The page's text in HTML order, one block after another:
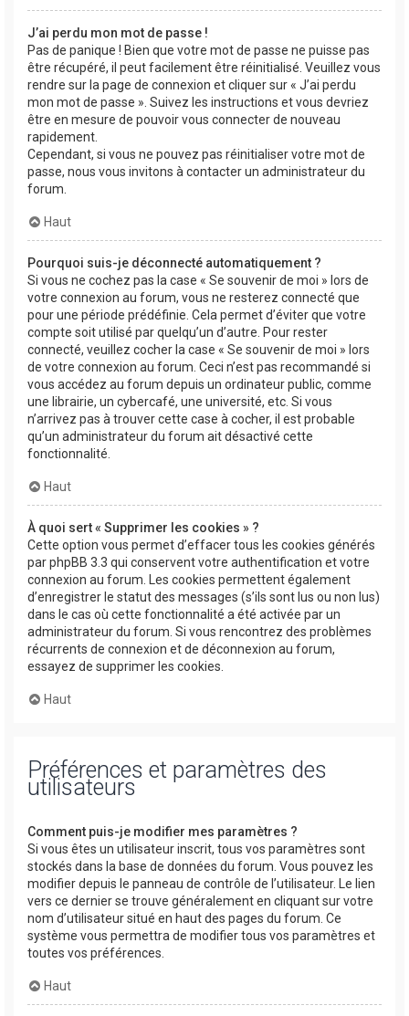
J’ai perdu mon mot de passe !
Pas de panique ! Bien que votre mot de passe ne puisse pas
être récupéré, il peut facilement être réinitialisé. Veuillez vous
rendre sur la page de connexion et cliquer sur « J’ai perdu
mon mot de passe ». Suivez les instructions et vous devriez
être en mesure de pouvoir vous connecter de nouveau
rapidement.
Cependant, si vous ne pouvez pas réinitialiser votre mot de
passe, nous vous invitons à contacter un administrateur du
forum.
Haut
Pourquoi suis-je déconnecté automatiquement ?
Si vous ne cochez pas la case « Se souvenir de moi » lors de
votre connexion au forum, vous ne resterez connecté que
pour une période prédéfinie. Cela permet d’éviter que votre
compte soit utilisé par quelqu’un d’autre. Pour rester
connecté, veuillez cocher la case « Se souvenir de moi » lors
de votre connexion au forum. Ceci n’est pas recommandé si
vous accédez au forum depuis un ordinateur public, comme
une librairie, un cybercafé, une université, etc. Si vous
n’arrivez pas à trouver cette case à cocher, il est probable
qu’un administrateur du forum ait désactivé cette
fonctionnalité.
Haut
À quoi sert « Supprimer les cookies » ?
Cette option vous permet d’effacer tous les cookies générés
par phpBB 3.3 qui conservent votre authentification et votre
connexion au forum. Les cookies permettent également
d’enregistrer le statut des messages (s’ils sont lus ou non lus)
dans le cas où cette fonctionnalité a été activée par un
administrateur du forum. Si vous rencontrez des problèmes
récurrents de connexion et de déconnexion au forum,
essayez de supprimer les cookies.
Haut
Préférences et paramètres des
utilisateurs
Comment puis-je modifier mes paramètres ?
Si vous êtes un utilisateur inscrit, tous vos paramètres sont
stockés dans la base de données du forum. Vous pouvez les
modifier depuis le panneau de contrôle de l’utilisateur. Le lien
vers ce dernier se trouve généralement en cliquant sur votre
nom d’utilisateur situé en haut des pages du forum. Ce
système vous permettra de modifier tous vos paramètres et
toutes vos préférences.
Haut